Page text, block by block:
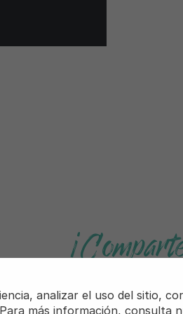
analizar el uso del sitio,
más información, consulta